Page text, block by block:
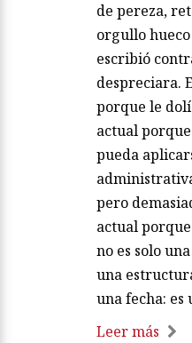
de pereza,
orgullo
escribió
despreciara.
porque le
actual
pueda
pero
actual
no es solo
una
una fecha:
Leer más